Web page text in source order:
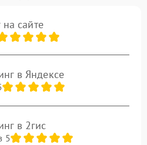
на сайте
в Яндексе
в 2гис
5